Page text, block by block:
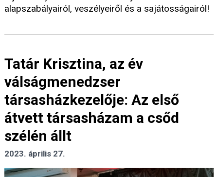
alapszabályairól, veszélyeiről és a sajátosságairól!
Tatár Krisztina, az év
válságmenedzser
társasházkezelője: Az első
átvett társasházam a csőd
szélén állt
2023. április 27.